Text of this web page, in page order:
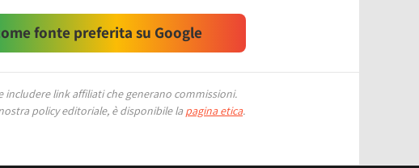
fonte preferita su Google
link affiliati che generano commissioni.
policy editoriale, è disponibile la pagina etica.